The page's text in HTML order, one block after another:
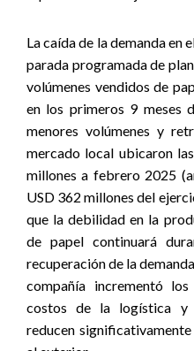
La caída de la demanda en
parada programada de
volúmenes vendidos de
en los primeros 9 meses
menores volúmenes y
mercado local ubicaron
millones a febrero 2025
USD 362 millones del
que la debilidad en la
de papel continuará
recuperación de la
compañía incrementó
costos de la logística y
reducen